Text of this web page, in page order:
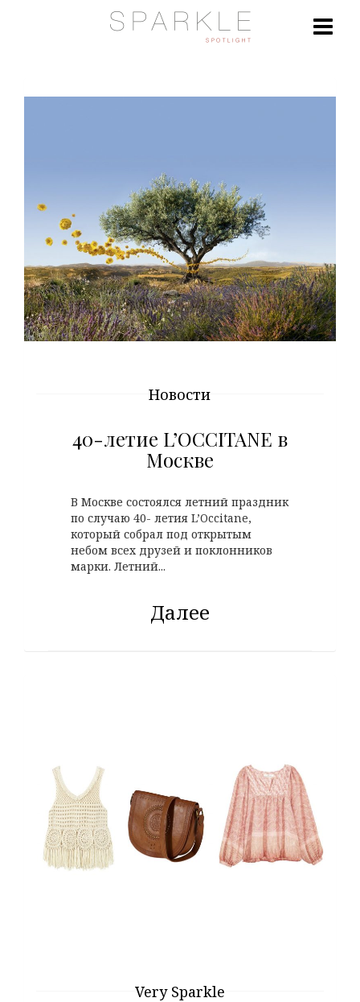
Новости
40-летие L’OCCITANE в
Москве
В Москве состоялся летний праздник
по случаю 40- летия L’Occitane,
который собрал под открытым
небом всех друзей и поклонников
марки. Летний...
Далее
Very Sparkle